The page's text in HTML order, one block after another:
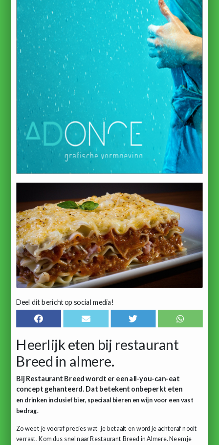
Deel dit bericht op social media!
Heerlijk eten bij restaurant
Breed in almere.
Bij Restaurant Breed wordt er een all-you-can-eat
concept gehanteerd. Dat betekent onbeperkt eten
en drinken inclusief bier, speciaal bieren en wijn voor een vast
bedrag.
Zo weet je vooraf precies watje betaalt en word je achteraf nooit
verrast. Kom dus snel naar Restaurant Breed in Almere. Neem je